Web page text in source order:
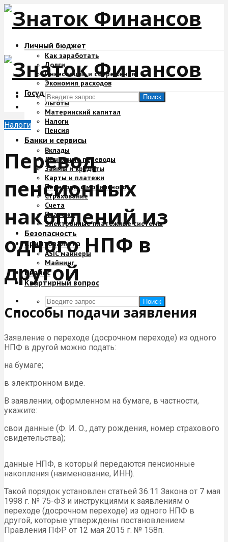
Личный бюджет
Как заработать
Долги
Инвестиции и сбережения
Экономия расходов
Государство и деньги
Льготы
Материнский капитал
Налоги
Пенсия
Банки и сервисы
Вклады
Денежные переводы
Займы и кредиты
Карты и платежи
Переводы с мобильного
Страхование
Счета
Платежи
Электронные платежные системы
Безопасность
Криптовалюта
ASIC майнеры
Майнинг
Бизнес
Квартирный вопрос
Поиск
Поиск
Налоги
Перевод
пенсионных
накоплений из
одного НПФ в
другой
Способы подачи заявления
Заявление о переходе (досрочном переходе) из одного
НПФ в другой можно подать:
на бумаге;
в электронном виде.
В заявлении, оформленном на бумаге, в частности,
укажите:
свои данные (Ф. И. О., дату рождения, номер страхового
свидетельства);
данные НПФ, в который передаются пенсионные
накопления (наименование, ИНН).
Такой порядок установлен статьей 36.11 Закона от 7 мая
1998 г. № 75-ФЗ и инструкциями к заявлениям о
переходе (досрочном переходе) из одного НПФ в
другой, которые утверждены постановлением
Правления ПФР от 12 мая 2015 г. № 158п.